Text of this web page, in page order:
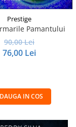
Prestige
Pamantului
90,00 Lei
76,00 Lei
IN COS